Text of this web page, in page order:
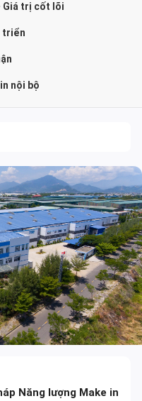
Giá trị cốt lõi
triển
nội bộ
Năng lượng Make in